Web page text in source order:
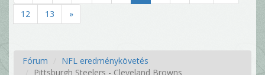
12
13 »
Fórum
NFL eredménykövetés
Pittsburgh Steelers - Cleveland Browns